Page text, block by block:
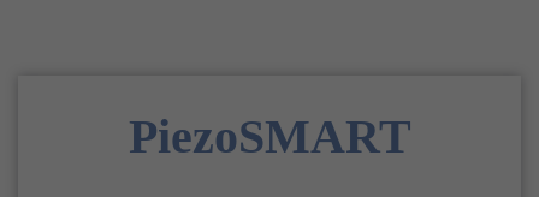
PiezoSMART